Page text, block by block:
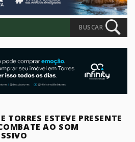
BUSCAR
ESTEVE PRESENTE
AO SOM